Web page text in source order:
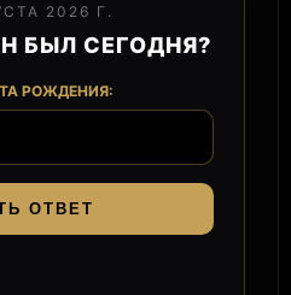
2026 Г.
БЫЛ СЕГОДНЯ?
РОЖДЕНИЯ:
ОТВЕТ